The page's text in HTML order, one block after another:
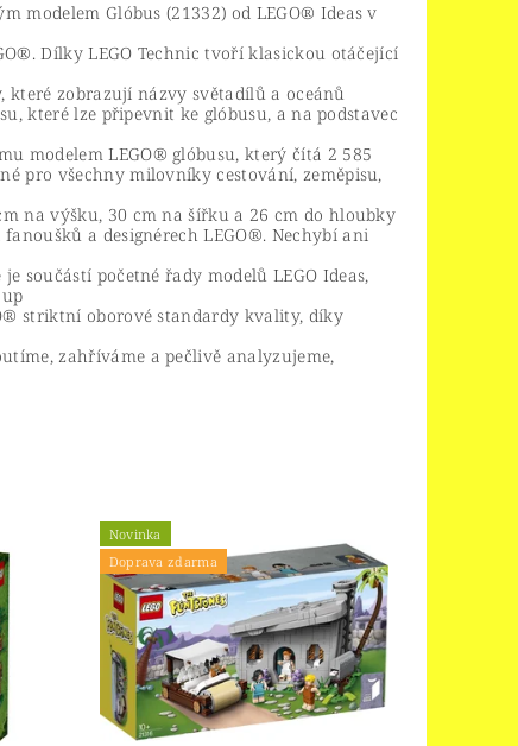
modelem Glóbus (21332) od LEGO® Ideas v
Dílky LEGO Technic tvoří klasickou otáčející
které zobrazují názvy světadílů a oceánů
které lze připevnit ke glóbusu, a na podstavec
modelem LEGO® glóbusu, který čítá 2 585
pro všechny milovníky cestování, zeměpisu,
na výšku, 30 cm na šířku a 26 cm do hloubky
a designérech LEGO®. Nechybí ani
součástí početné řady modelů LEGO Ideas,
striktní oborové standardy kvality, díky
zahříváme a pečlivě analyzujeme,
Novinka
Doprava zdarma